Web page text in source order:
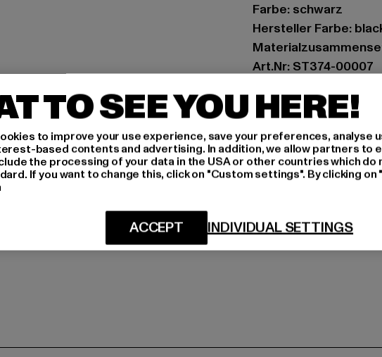
Farbe: schwarz
Hersteller Farbe:
Art.Nr: ST374-00007
Hersteller: TB
Dr.-Robert-Murjahn-
GRÖSSE
LIEFERUNG &
TO SEE YOU HERE!
to improve your use experience, save your preferences, analyse
based contents and advertising. In addition, we allow partners to
the processing of your data in the USA or other countries which do
If you want to change this, click on "Custom settings". By clicking
INDIVIDUAL SETTINGS
ACCEPT